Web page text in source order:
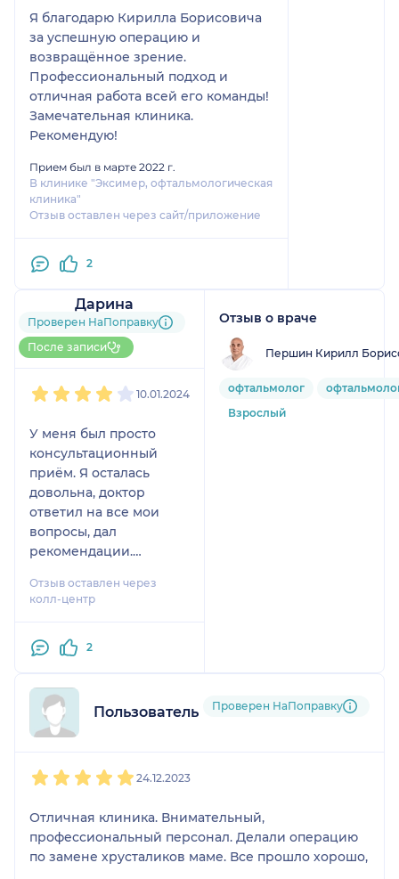
Я благодарю Кирилла Борисовича
за успешную операцию и
возвращённое зрение.
Профессиональный подход и
отличная работа всей его команды!
Замечательная клиника.
Рекомендую!
Прием был в марте 2022 г.
В клинике "Эксимер, офтальмологическая
клиника"
Отзыв оставлен через сайт/приложение
2
Дарина
1 отзыв
До 5 записей через
НаПоправку
Проверен НаПоправку
После записи
10.01.2024
У меня был просто
консультационный
приём. Я осталась
довольна, доктор
ответил на все мои
вопросы, дал
рекомендации.
потребовалось. У меня
сложная ситуация, это
мнение специалиста. К
говорят разное.
Отзыв оставлен через
колл-центр
2
Отзыв о враче
Першин Кирилл
офтальмолог
Взрослый
Пользователь НаПоправку
Проверен НаПоправку
24.12.2023
Отличная клиника. Внимательный,
профессиональный персонал. Делали операцию
по замене хрусталиков маме. Все прошло хорошо,